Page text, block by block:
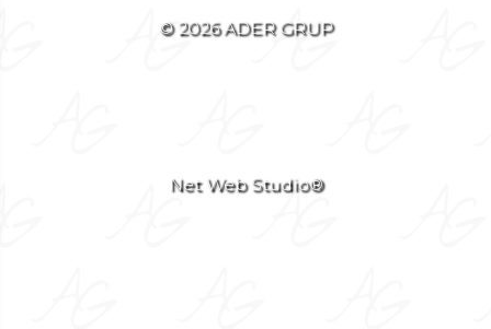
© 2026 ADER GRUP
Net Web Studio®